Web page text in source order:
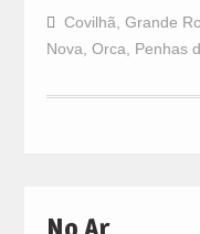
Covilhã, Grande
Nova, Orca, Penhas